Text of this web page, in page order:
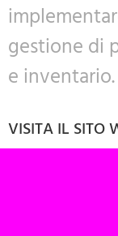
gestione di
e inventario.
VISITA IL SITO